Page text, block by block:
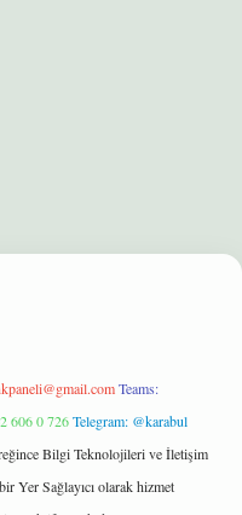
Teams:
606 0 726Telegram: @karabul
Bilgi Teknolojileri ve İletişim
Yer Sağlayıcı olarak hizmet